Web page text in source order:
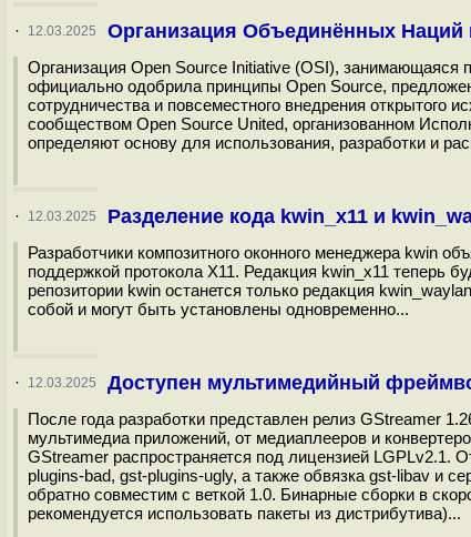
· 12.03.2025 Организация Объединённых
Организация Open Source Initiative (OSI), занимающаяся
официально одобрила принципы Open Source,
сотрудничества и повсеместного внедрения
сообществом Open Source United, организованном
определяют основу для использования, разработки и
· 12.03.2025 Разделение кода kwin_x11 и
Разработчики композитного оконного менеджера kwin
поддержкой протокола X11. Редакция kwin_x11 теперь
репозитории kwin останется только редакция
собой и могут быть установлены одновременно...
· 12.03.2025 Доступен мультимедийный
После года разработки представлен релиз GStreamer
мультимедиа приложений, от медиаплееров и
GStreamer распространяется под лицензией LGPLv2.1.
plugins-bad, gst-plugins-ugly, а также обвязка gst-libav и
обратно совместим с веткой 1.0. Бинарные сборки в
рекомендуется использовать пакеты из дистрибутива)...